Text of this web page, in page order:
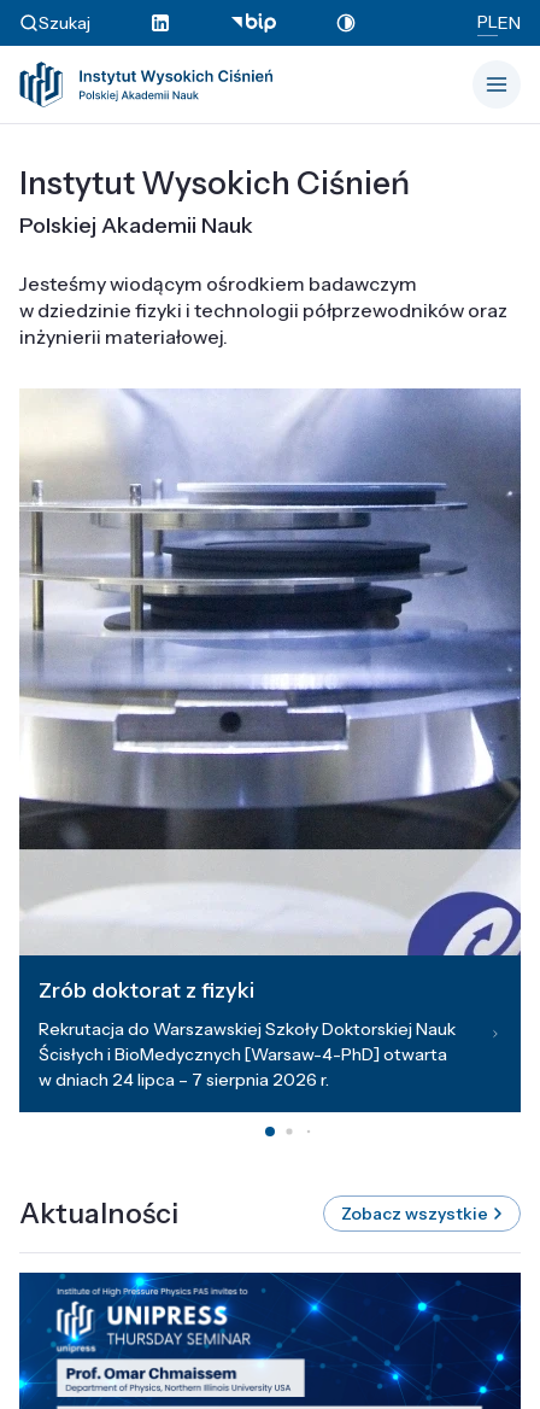
Szukaj PLEN
Instytut Wysokich Ciśnień
Polskiej Akademii Nauk
Jesteśmy wiodącym ośrodkiem badawczym
w dziedzinie fizyki i technologii półprzewodników oraz
inżynierii materiałowej.
Zrób doktorat z fizyki
Rekrutacja do Warszawskiej Szkoły Doktorskiej Nauk
Ścisłych i BioMedycznych [Warsaw-4-PhD] otwarta
w dniach 24 lipca – 7 sierpnia 2026 r.
Aktualności Zobacz wszystkie